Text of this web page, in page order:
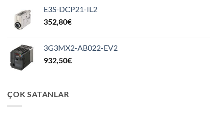
E3S-DCP21-IL2
352,80€
3G3MX2-AB022-EV2
932,50€
ÇOK SATANLAR